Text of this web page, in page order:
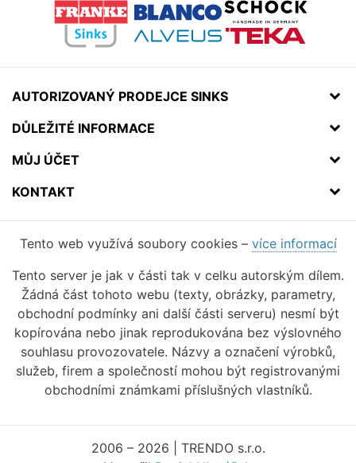
AUTORIZOVANÝ PRODEJCE SINKS
DŮLEŽITÉ INFORMACE
MŮJ ÚČET
KONTAKT
Tento web využívá soubory cookies – více informací
Tento server je jak v části tak v celku autorským dílem.
Žádná část tohoto webu (texty, obrázky, parametry,
obchodní podmínky ani další části serveru) nesmí být
kopírována nebo jinak reprodukována bez výslovného
souhlasu provozovatele. Názvy a označení výrobků,
služeb, firem a společností mohou být registrovanými
obchodními známkami příslušných vlastníků.
2006 – 2026 | TRENDO s.r.o.